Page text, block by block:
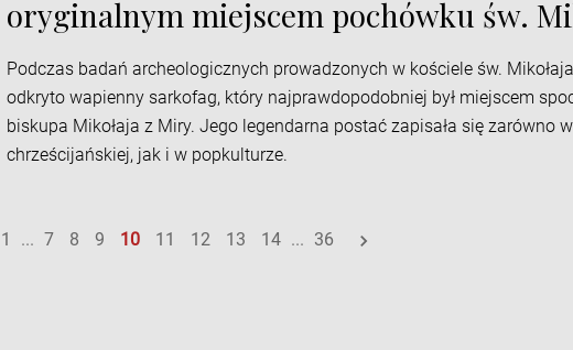
oryginalnym miejscem pochówku św.
Podczas badań archeologicznych prowadzonych w kościele św.
odkryto wapienny sarkofag, który najprawdopodobniej był miejscem
biskupa Mikołaja z Miry. Jego legendarna postać zapisała się zarówno
chrześcijańskiej, jak i w popkulturze.
1 ... 7 8 9 10 11 12 13 14 ... 36